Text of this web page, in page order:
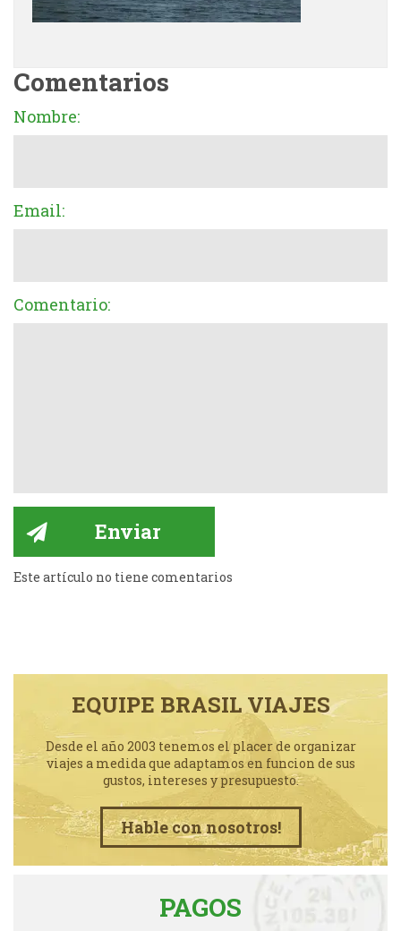
Comentarios
Nombre:
Email:
Comentario:
Este artículo no tiene comentarios
EQUIPE BRASIL VIAJES
Desde el año 2003 tenemos el placer de organizar
viajes a medida que adaptamos en funcion de sus
gustos, intereses y presupuesto.
Hable con nosotros!
PAGOS